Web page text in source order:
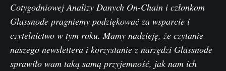
Cotygodniowej Analizy Danych On-Chain i członkom
Glassnode pragniemy podziękować za wsparcie i
czytelnictwo w tym roku. Mamy nadzieję, że czytanie
naszego newslettera i korzystanie z narzędzi Glassnode
sprawiło wam taką samą przyjemność, jak nam ich